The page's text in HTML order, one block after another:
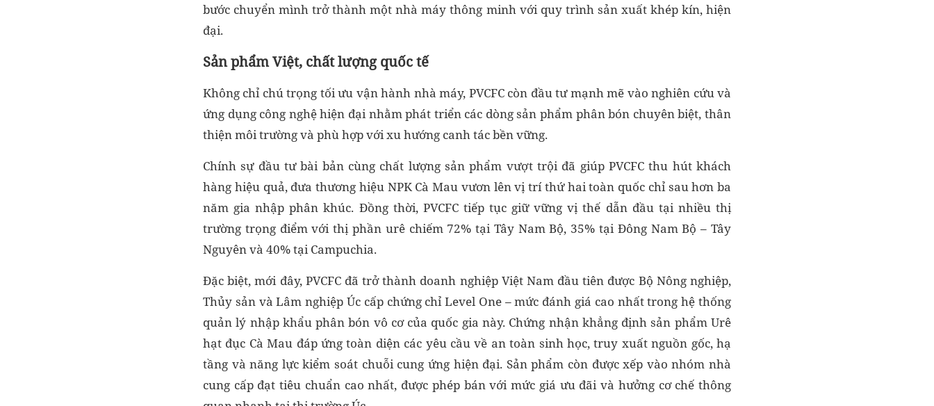
bước chuyển mình trở thành một nhà máy thông minh với quy trình sản xuất khép kín, hiện
đại.
Sản phẩm Việt, chất lượng quốc tế
Không chỉ chú trọng tối ưu vận hành nhà máy, PVCFC còn đầu tư mạnh mẽ vào nghiên cứu và
ứng dụng công nghệ hiện đại nhằm phát triển các dòng sản phẩm phân bón chuyên biệt, thân
thiện môi trường và phù hợp với xu hướng canh tác bền vững.
Chính sự đầu tư bài bản cùng chất lượng sản phẩm vượt trội đã giúp PVCFC thu hút khách
hàng hiệu quả, đưa thương hiệu NPK Cà Mau vươn lên vị trí thứ hai toàn quốc chỉ sau hơn ba
năm gia nhập phân khúc. Đồng thời, PVCFC tiếp tục giữ vững vị thế dẫn đầu tại nhiều thị
trường trọng điểm với thị phần urê chiếm 72% tại Tây Nam Bộ, 35% tại Đông Nam Bộ – Tây
Nguyên và 40% tại Campuchia.
Đặc biệt, mới đây, PVCFC đã trở thành doanh nghiệp Việt Nam đầu tiên được Bộ Nông nghiệp,
Thủy sản và Lâm nghiệp Úc cấp chứng chỉ Level One – mức đánh giá cao nhất trong hệ thống
quản lý nhập khẩu phân bón vô cơ của quốc gia này. Chứng nhận khẳng định sản phẩm Urê
hạt đục Cà Mau đáp ứng toàn diện các yêu cầu về an toàn sinh học, truy xuất nguồn gốc, hạ
tầng và năng lực kiểm soát chuỗi cung ứng hiện đại. Sản phẩm còn được xếp vào nhóm nhà
cung cấp đạt tiêu chuẩn cao nhất, được phép bán với mức giá ưu đãi và hưởng cơ chế thông